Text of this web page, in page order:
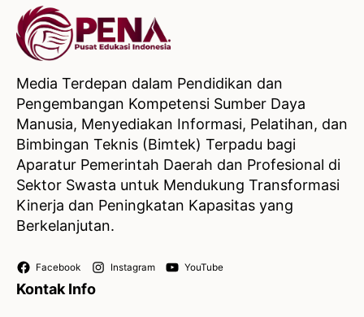
Media Terdepan dalam Pendidikan dan
Pengembangan Kompetensi Sumber Daya
Manusia, Menyediakan Informasi, Pelatihan, dan
Bimbingan Teknis (Bimtek) Terpadu bagi
Aparatur Pemerintah Daerah dan Profesional di
Sektor Swasta untuk Mendukung Transformasi
Kinerja dan Peningkatan Kapasitas yang
Berkelanjutan.
Facebook Instagram YouTube
Kontak Info